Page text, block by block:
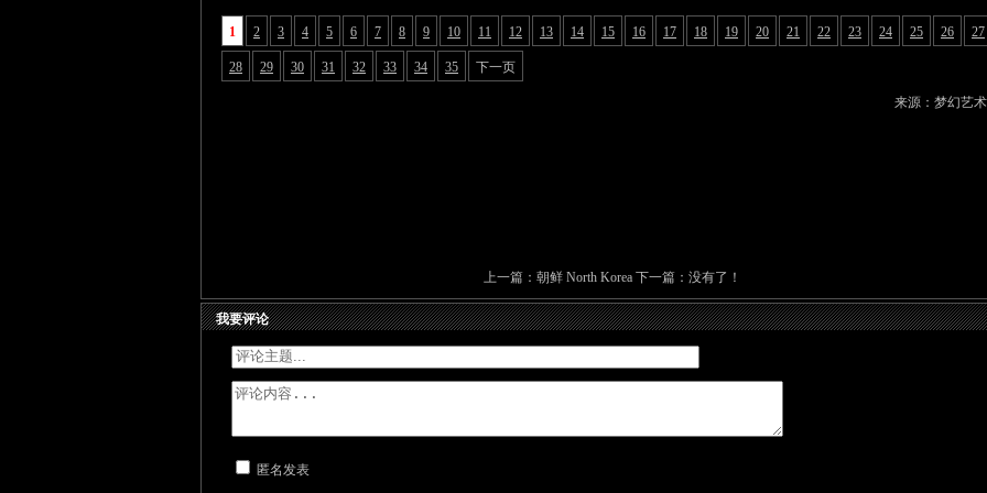
1 2 3 4 5 6 7 8 9 10 11 12 13 14 15 16 17 18 19 20 21 22 23 24 25 26 27
28 29 30 31 32 33 34 35 下一页
来源：梦幻艺
上一篇： 朝鲜 North Korea下一篇：没有了！
我要评论
匿名发表